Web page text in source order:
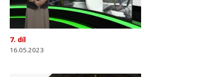
7. díl
16.05.2023